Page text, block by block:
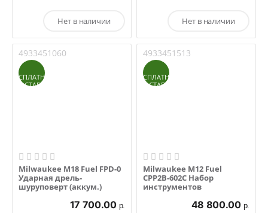
Нет в наличии Нет в наличии
4933451060
БЕСПЛАТНАЯ
ДОСТАВКА
Milwaukee M18 Fuel FPD-0
Ударная дрель-
шуруповерт (аккум.)
17 700.00 р.
4933451513
БЕСПЛАТНАЯ
ДОСТАВКА
Milwaukee M12 Fuel
CPP2B-602C Набор
инструментов
48 800.00 р.